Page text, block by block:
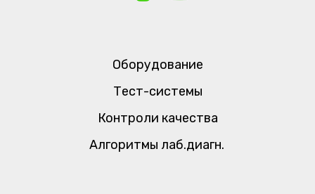
Оборудование
Тест-системы
Контроли качества
Алгоритмы лаб.диагн.